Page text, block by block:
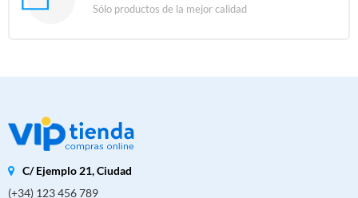
Sólo productos de la mejor calidad
C/ Ejemplo 21, Ciudad
(+34) 123 456 789